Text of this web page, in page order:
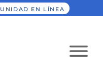
UNIDAD EN LÍNEA